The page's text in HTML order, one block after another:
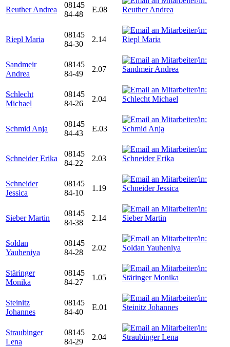
Reuther Andrea
08145
84-48
E.08
Riepl Maria
08145
84-30
2.14
Sandmeir
Andrea
08145
84-49
2.07
Schlecht
Michael
08145
84-26
2.04
Schmid Anja
08145
84-43
E.03
Schneider Erika
08145
84-22
2.03
Schneider
Jessica
08145
84-10
1.19
Sieber Martin
08145
84-38
2.14
Soldan
Yauheniya
08145
84-28
2.02
Stäringer
Monika
08145
84-27
1.05
Steinitz
Johannes
08145
84-40
E.01
Straubinger
Lena
08145
84-29
2.04